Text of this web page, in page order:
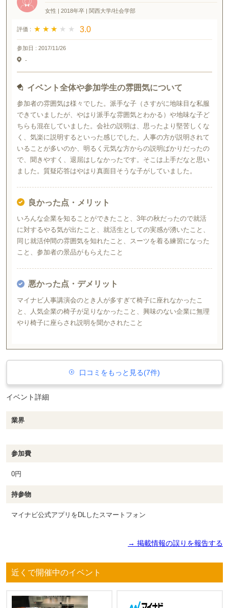
女性 | 2018年卒 | 関西大学/社会学部
評価 : ★ ★ ★ ★ ★
★ ★ ★ ★ ★ 3.0
参加日 : 2017/11/26
-
イベント全体や参加学生の雰囲気について
参加者の雰囲気は様々でした。派手な子（さすがに地味目な私服
できていましたが、やはり派手な雰囲気とわかる）や地味な子ど
ちらも混在していました。会社の説明は、思ったより堅苦しくな
く、気楽に説明するといった感じでした。人事の方が説明されて
いることが多いのか、明るく元気な方からの説明ばかりだったの
で、聞きやすく、退屈はしなかったです。そこは上手だなと思い
ました。質疑応答はやはり真面目そうな子がしていました。
良かった点・メリット
いろんな企業を知ることができたこと、3年の秋だったので就活
に対するやる気が出たこと、就活生としての実感が湧いたこと、
同じ就活仲間の雰囲気を知れたこと、スーツを着る練習になった
こと、参加者の景品がもらえたこと
悪かった点・デメリット
マイナビ人事講演会のとき人が多すぎて椅子に座れなかったこ
と、人気企業の椅子が足りなかったこと、興味のない企業に無理
やり椅子に座らされ説明を聞かされたこと
口コミをもっと見る(7件)
イベント詳細
業界
参加費
0円
持参物
マイナビ公式アプリをDLしたスマートフォン
→ 掲載情報の誤りを報告する
近くで開催中のイベント